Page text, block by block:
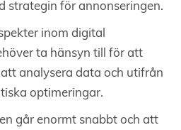
strategin för annonseringen.
inom digital
ta hänsyn till för att
analysera data och utifrån
optimeringar.
går enormt snabbt och att